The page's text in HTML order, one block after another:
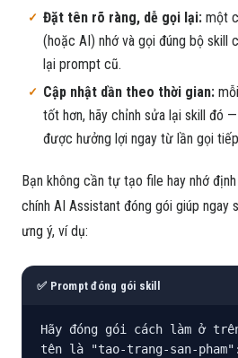
Đặt tên rõ ràng, dễ gọi lại: một
(hoặc AI) nhớ và gọi đúng bộ skill
lại prompt cũ.
Cập nhật dần theo thời gian:
tốt hơn, hãy chỉnh sửa lại skill đó
được hưởng lợi ngay từ lần gọi
Bạn không cần tự tạo file hay nhớ
chính AI Assistant đóng gói giúp ngay
ưng ý, ví dụ:
✅ Prompt đóng gói skill
Hãy đóng gói cách làm ở
tên là "tao-trang-san-pham":